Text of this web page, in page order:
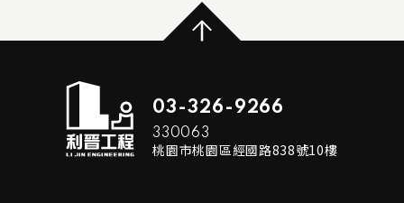
03-326-9266
330063
桃園市桃園區經國路838號10樓